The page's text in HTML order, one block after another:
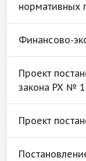
нормативных
Финансово-
Проект
закона РХ №
Проект